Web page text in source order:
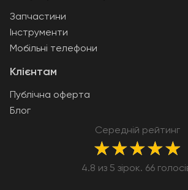
Клієнтам
Публічна оферта
Блог
Середній рейтинг
★★★★★
4.8 из 5 зірок. 66
Запчастини
Інструменти
Мобільні телефони